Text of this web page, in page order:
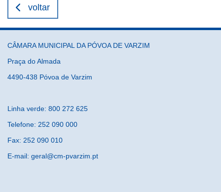
voltar
CÂMARA MUNICIPAL DA PÓVOA DE VARZIM
Praça do Almada
4490-438 Póvoa de Varzim
Linha verde: 800 272 625
Telefone: 252 090 000
Fax: 252 090 010
E-mail: geral@cm-pvarzim.pt